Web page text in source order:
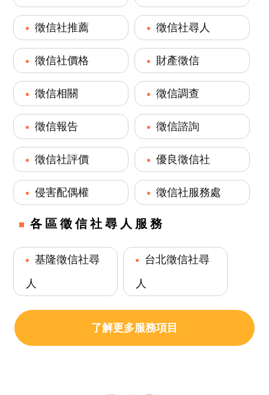
徵信社推薦 徵信社尋人
徵信社價格 財產徵信
徵信相關 徵信調查
徵信報告 徵信諮詢
徵信社評價 優良徵信社
侵害配偶權 徵信社服務處
各區徵信社尋人服務
基隆徵信社尋
人
台北徵信社尋
人
了解更多服務項目